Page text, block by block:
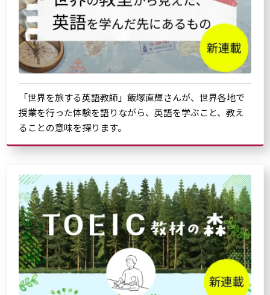
「世界を旅する英語教師」飯塚直輝さんが、世界各地で
授業を行った体験を語りながら、英語を学ぶこと、教え
ることの意味を探ります。